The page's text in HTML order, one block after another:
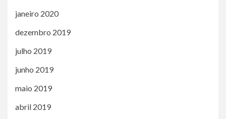
janeiro 2020
dezembro 2019
julho 2019
junho 2019
maio 2019
abril 2019